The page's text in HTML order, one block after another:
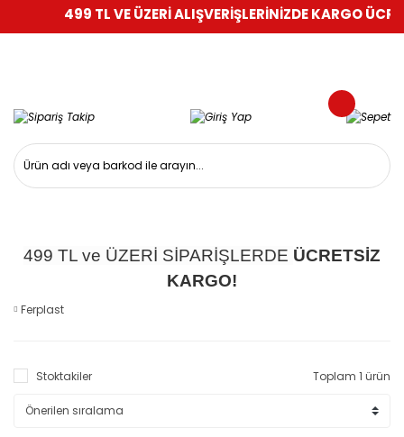
499 TL VE ÜZERİ ALIŞVERİŞLERİNİZDE KARGO
499 TL ve ÜZERİ SİPARİŞLERDE ÜCRETSİZ
KARGO!
Ferplast
Stoktakiler Toplam 1 ürün